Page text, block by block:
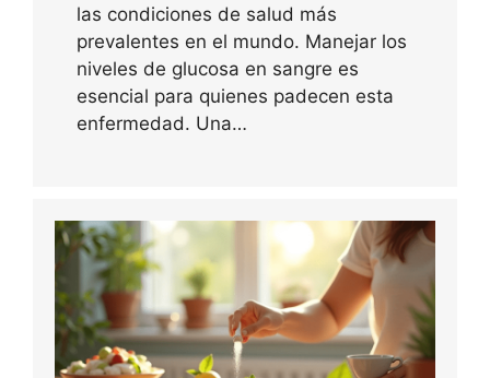
las condiciones de salud más
prevalentes en el mundo. Manejar los
niveles de glucosa en sangre es
esencial para quienes padecen esta
enfermedad. Una…